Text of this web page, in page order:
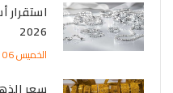
2026
الخميس 06 أغسطس 2026-05:52